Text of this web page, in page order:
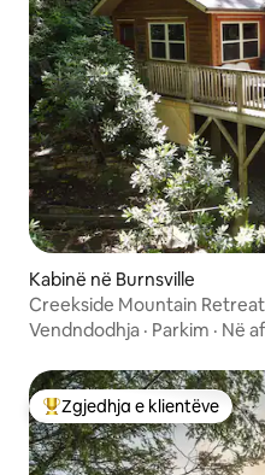
Kabinë në Burnsville
Creekside Mountain
Vendndodhja · Parkim · Në
Më të mirat e zgjedhjeve të
Zgjedhja e klientëve